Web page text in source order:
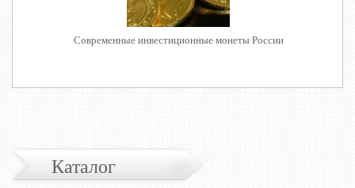
Современные инвестиционные монеты России
Каталог